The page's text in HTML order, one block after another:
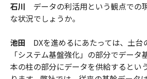
石川 データの利活用という観点での
な状況でしょうか。
池田 DXを進めるにあたっては、土台
「システム基盤強化」の部分でデータ
本の柱の部分にデータを供給するとい